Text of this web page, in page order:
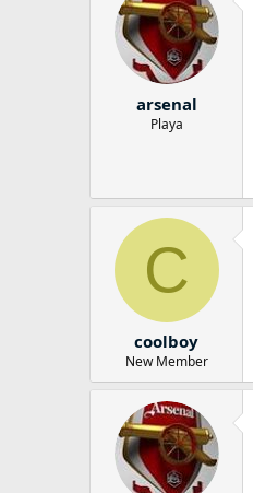
arsenal
Playa
C
coolboy
New Member